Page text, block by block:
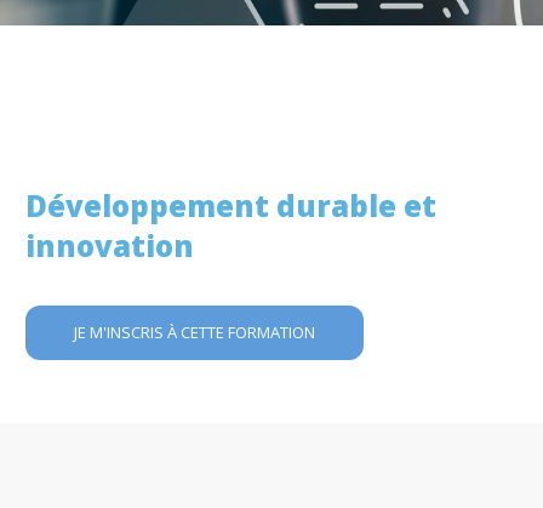
Développement durable et
innovation
JE M'INSCRIS À CETTE FORMATION